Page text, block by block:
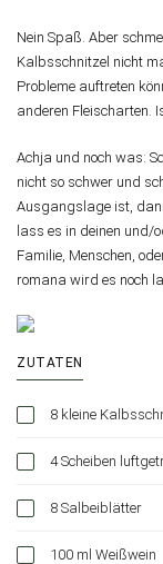
Nein Spaß. Aber
Kalbsschnitzel nicht
Probleme auftreten
anderen Fleischarten.
Achja und noch was:
nicht so schwer und
Ausgangslage ist,
lass es in deinen und/
Familie, Menschen,
romana wird es noch
ZUTATEN
8 kleine
4 Scheiben
8 Salbeiblätter
100 ml Weißwein